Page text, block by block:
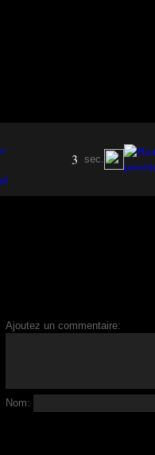
3 sec.
Ajoutez un commentaire:
Nom: